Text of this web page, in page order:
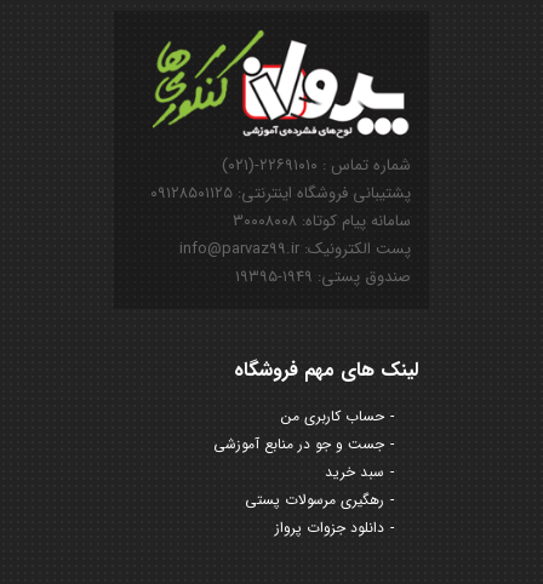
شماره تماس : ۲۲۶۹۱۰۱۰-(۰۲۱)
پشتیبانی فروشگاه اینترنتی: ۰۹۱۲۸۵۰۱۱۲۵
سامانه پیام کوتاه: ۳۰۰۰۸۰۰۸
پست الکترونیک: info@parvaz99.ir
صندوق پستی: ۱۹۴۹-۱۹۳۹۵
لینک های مهم فروشگاه
حساب کاربری من
جست و جو در منابع آموزشی
سبد خرید
رهگیری مرسولات پستی
دانلود جزوات پرواز